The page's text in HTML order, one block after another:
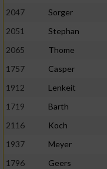
2047
Sorger
2051
Stephan
2065
Thome
1757
Casper
1912
Lenkeit
1719
Barth
2116
Koch
1937
Meyer
1796
Geers